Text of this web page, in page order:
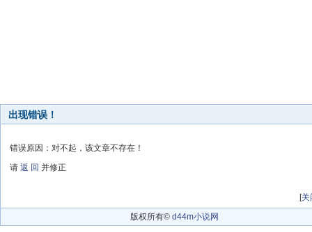
出现错误！
错误原因：对不起，该文章不存在！
请 返 回 并修正
[关
版权所有© d44m小说网